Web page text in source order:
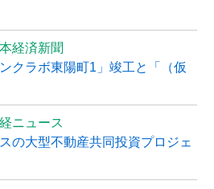
経済新聞
クラボ東陽町1」竣工と「（仮
ニュース
の大型不動産共同投資プロジェ